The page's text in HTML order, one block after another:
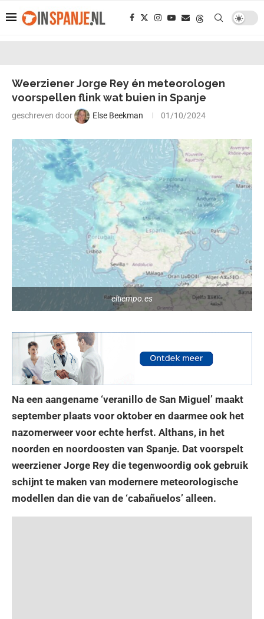
Weerziener Jorge Rey én meteorologen
voorspellen flink wat buien in Spanje
geschreven door Else Beekman 01/10/2024
eltiempo.es
Na een aangename ‘veranillo de San Miguel’ maakt
september plaats voor oktober en daarmee ook het
nazomerweer voor echte herfst. Althans, in het
noorden en noordoosten van Spanje. Dat voorspelt
weerziener Jorge Rey die tegenwoordig ook gebruik
schijnt te maken van modernere meteorologische
modellen dan die van de ‘cabañuelos’ alleen.